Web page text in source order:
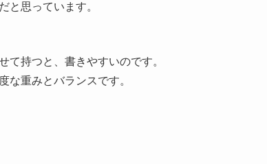
と思っています。
て持つと、書きやすいのです。
な重みとバランスです。